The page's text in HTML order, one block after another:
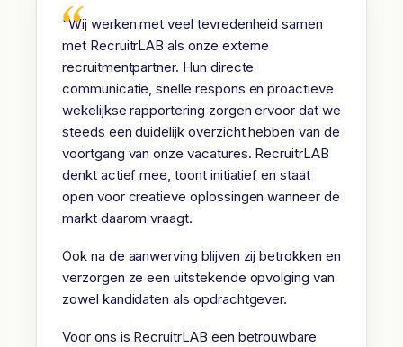
"Wij werken met veel tevredenheid samen
met RecruitrLAB als onze externe
recruitmentpartner. Hun directe
communicatie, snelle respons en proactieve
wekelijkse rapportering zorgen ervoor dat we
steeds een duidelijk overzicht hebben van de
voortgang van onze vacatures. RecruitrLAB
denkt actief mee, toont initiatief en staat
open voor creatieve oplossingen wanneer de
markt daarom vraagt.
Ook na de aanwerving blijven zij betrokken en
verzorgen ze een uitstekende opvolging van
zowel kandidaten als opdrachtgever.
Voor ons is RecruitrLAB een betrouwbare